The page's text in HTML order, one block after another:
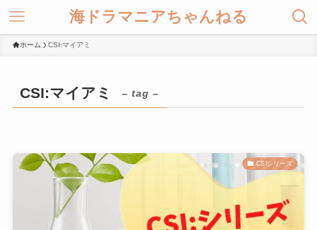
海ドラマニアちゃんねる
ホーム CSI:マイアミ
CSI:マイアミ – tag –
CSIシリーズ